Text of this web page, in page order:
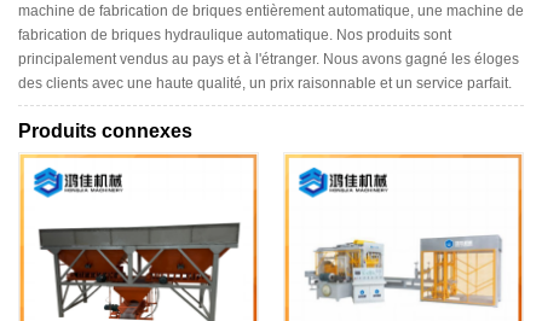
machine de fabrication de briques entièrement automatique, une machine de
fabrication de briques hydraulique automatique. Nos produits sont
principalement vendus au pays et à l'étranger. Nous avons gagné les éloges
des clients avec une haute qualité, un prix raisonnable et un service parfait.
Produits connexes